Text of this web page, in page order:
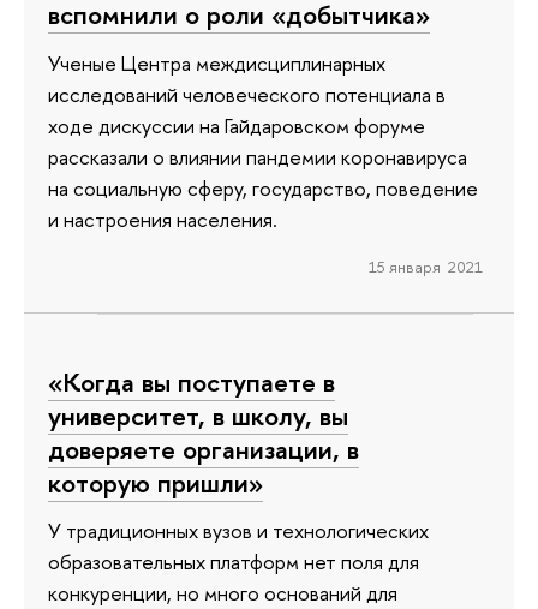
вспомнили о роли «добытчика»
Ученые Центра междисциплинарных
исследований человеческого потенциала в
ходе дискуссии на Гайдаровском форуме
рассказали о влиянии пандемии коронавируса
на социальную сферу, государство, поведение
и настроения населения.
15 января 2021
«Когда вы поступаете в
университет, в школу, вы
доверяете организации, в
которую пришли»
У традиционных вузов и технологических
образовательных платформ нет поля для
конкуренции, но много оснований для